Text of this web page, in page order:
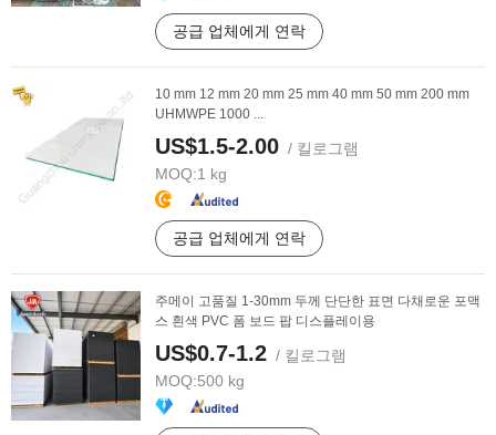
공급 업체에게 연락
10 mm 12 mm 20 mm 25 mm 40 mm 50 mm 200 mm
UHMWPE 1000 ...
US$1.5-2.00 / 킬로그램
MOQ:1 kg
공급 업체에게 연락
주메이 고품질 1-30mm 두께 단단한 표면 다채로운 포맥
스 흰색 PVC 폼 보드 팝 디스플레이용
US$0.7-1.2 / 킬로그램
MOQ:500 kg